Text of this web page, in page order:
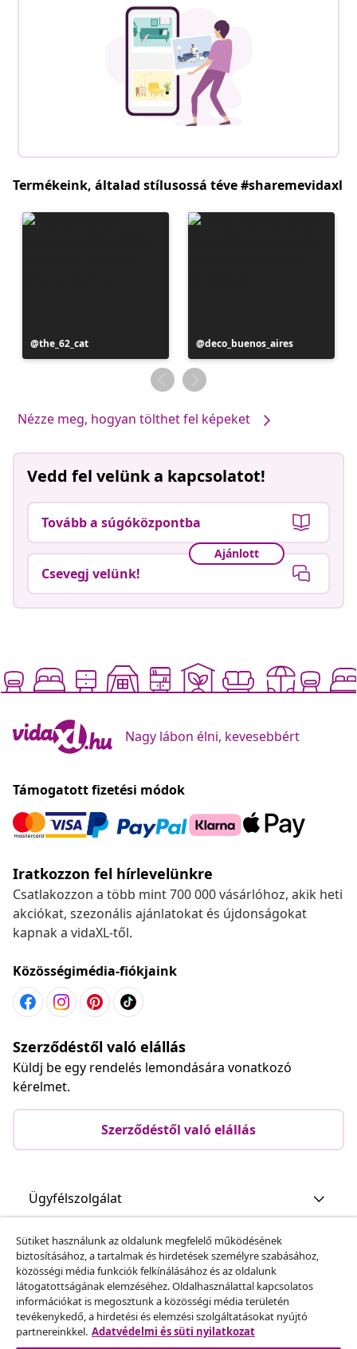
Termékeink, általad stílusossá téve #sharemevidaxl
Bejegyzés
közzétevője
the_62_cat
Bejegyzés
közzétevője
deco_buenos_aires
Nézze meg, hogyan tölthet fel képeket
Vedd fel velünk a kapcsolatot!
Tovább a súgóközpontba
Ajánlott
Csevegj velünk!
Nagy lábon élni, kevesebbért
Támogatott fizetési módok
Iratkozzon fel hírlevelünkre
Csatlakozzon a több mint 700 000 vásárlóhoz, akik heti
akciókat, szezonális ajánlatokat és újdonságokat
kapnak a vidaXL-től.
Közösségimédia-fiókjaink
Szerződéstől való elállás
Küldj be egy rendelés lemondására vonatkozó
kérelmet.
Szerződéstől való elállás
Ügyfélszolgálat
Üzlet
vidaXL
Fedezz fel többet
Sütiket használunk az oldalunk megfelelő működésének
biztosításához, a tartalmak és hirdetések személyre szabásához,
közösségi média funkciók felkínálásához és az oldalunk
látogatottságának elemzéséhez. Oldalhasználattal kapcsolatos
információkat is megosztunk a közösségi média területén
tevékenykedő, a hirdetési és elemzési szolgáltatásokat nyújtó
partnereinkkel. Adatvédelmi és süti nyilatkozat